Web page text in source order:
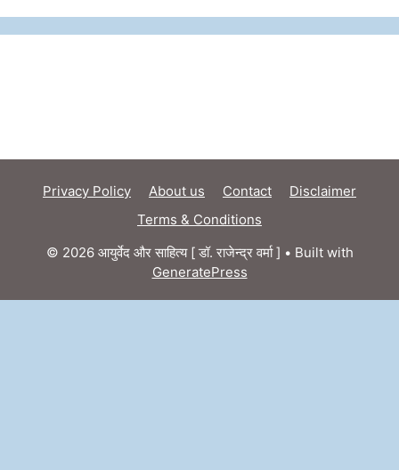
Privacy Policy About us Contact
Disclaimer
Terms & Conditions
© 2026 आयुर्वेद और साहित्य [ डॉ. राजेन्द्र वर्मा ] • Built with
GeneratePress